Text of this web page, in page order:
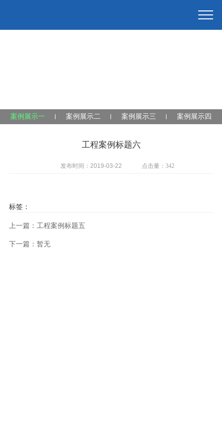
案例展示一 案例展示二 案例展示三 案例展示四
工程案例标题六
发布时间：2019-03-22 点击量： 342
标签：
上一篇：工程案例标题五
下一篇：暂无